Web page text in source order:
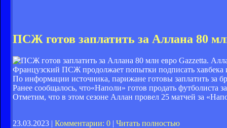
ПСЖ готов заплатить за Аллана 80
Gazzetta.
Французский ПСЖ продолжает попытки подписать хавбека
По информации источника, парижане готовы заплатить за
Ранее сообщалось, что«Наполи» готов продать футболиста
Отметим, что в этом сезоне Аллан провел 25 матчей за
23.03.2023 | Комментарии: 0 | Читать полностью